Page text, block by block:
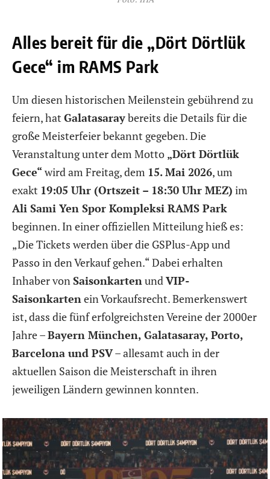
Alles bereit für die „Dört Dörtlük
Gece“ im RAMS Park
Um diesen historischen Meilenstein gebührend zu
feiern, hat Galatasaraybereits die Details für die
große Meisterfeier bekannt gegeben. Die
Veranstaltung unter dem Motto „Dört Dörtlük
Gece“ wird am Freitag, dem 15. Mai 2026, um
exakt 19:05 Uhr (Ortszeit – 18:30 Uhr MEZ) im
Ali Sami Yen Spor Kompleksi RAMS Park
beginnen. In einer offiziellen Mitteilung hieß es:
„Die Tickets werden über die GSPlus-App und
Passo in den Verkauf gehen.“ Dabei erhalten
Inhaber von Saisonkarten und VIP-
Saisonkarten ein Vorkaufsrecht. Bemerkenswert
ist, dass die fünf erfolgreichsten Vereine der 2000er
Jahre –Bayern München, Galatasaray, Porto,
Barcelona und PSV– allesamt auch in der
aktuellen Saison die Meisterschaft in ihren
jeweiligen Ländern gewinnen konnten.